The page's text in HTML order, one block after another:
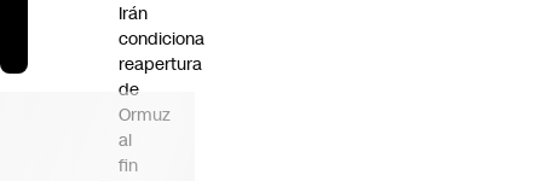
Irán
condiciona
reapertura
de
Ormuz
al
fin